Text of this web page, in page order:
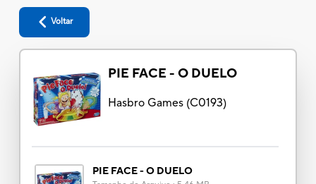
Voltar
PIE FACE - O DUELO
Hasbro Games(C0193)
PIE FACE - O DUELO